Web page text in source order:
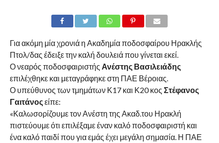
Για ακόμη μία χρονιά η Ακαδημία ποδοσφαίρου Ηρακλής
Πτολ/δας έδειξε την καλή δουλειά που γίνεται εκεί.
Ο νεαρός ποδοσφαιριστής Ανέστης Βασιλειάδης
επιλέχθηκε και μεταγράφηκε στη ΠΑΕ Βέροιας.
Ο υπεύθυνος των τμημάτων Κ17 και Κ20 κος Στέφανος
Γαιτάνοςείπε:
«Καλωσορίζουμε τον Ανέστη της Ακαδ.του Ηρακλή
πιστεύουμε ότι επιλέξαμε έναν καλό ποδοσφαιριστή και
ένα καλό παιδί που για εμάς έχει μεγάλη σημασία. Η ΠΑΕ